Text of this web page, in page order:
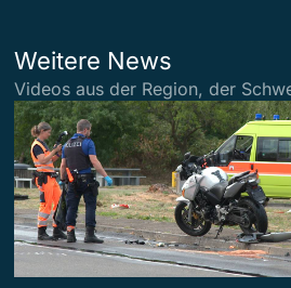
Weitere News
Videos aus der Region, der